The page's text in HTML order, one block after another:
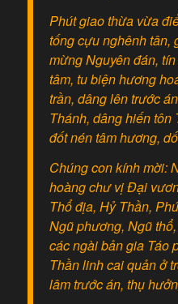
Phút giao thừa vừa
tống cựu nghênh tân,
mừng Nguyên đán,
tâm, tu biện hương
trần, dâng lên trước
Thánh, dâng hiến tôn
đốt nén tâm hương,
Chúng con kính mời:
hoàng chư vị Đại
Thổ địa, Hỷ Thần,
Ngũ phương, Ngũ
các ngài bản gia Táo
Thần linh cai quản ở
lâm trước án, thụ